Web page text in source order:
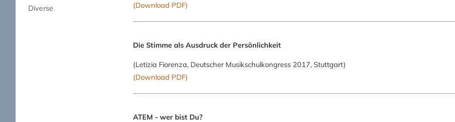
(Download PDF)
Die Stimme als Ausdruck der Persönlichkeit
(Letizia Fiorenza, Deutscher Musikschulkongress 2017, Stuttgart)
(Download PDF)
ATEM - wer bist Du?
Diverse